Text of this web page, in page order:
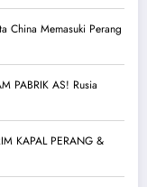
China Memasuki Perang
PABRIK AS! Rusia
KAPAL PERANG &